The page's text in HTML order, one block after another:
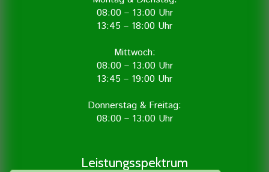
08:00 – 13:00 Uhr
13:45 – 18:00 Uhr
Mittwoch:
08:00 – 13:00 Uhr
13:45 – 19:00 Uhr
Donnerstag & Freitag:
08:00 – 13:00 Uhr
Leistungsspektrum